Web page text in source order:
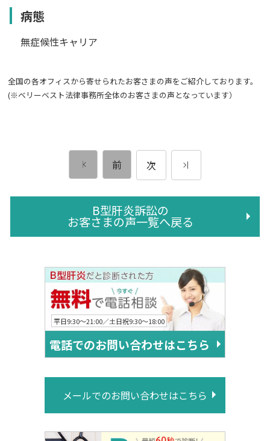
病態
無症候性キャリア
全国の各オフィスから寄せられたお客さまの声をご紹介しております。
(※ベリーベスト法律事務所全体のお客さまの声となっています）
前 次
B型肝炎訴訟の
お客さまの声一覧へ戻る
電話でのお問い合わせはこちら
平日9:30〜21:00／土日祝9:30〜18:00
メールでのお問い合わせはこちら